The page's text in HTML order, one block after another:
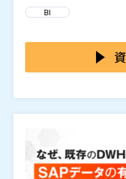
い、品質を安定させたい
責任を持って推進しな
かなか業務のデジタル
は遅々として進まず、
続けている企業が少な
電機の工場で実際に現
の専門知識が無くても
ェイス、 簡単に設定変
な点
際の富士電機の工場での
ンを交えて、詳しく解説
マジセミ株式会社（）
※共催、協賛、協力、講
BI